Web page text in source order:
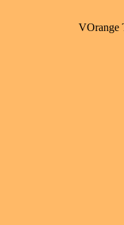
VOrange